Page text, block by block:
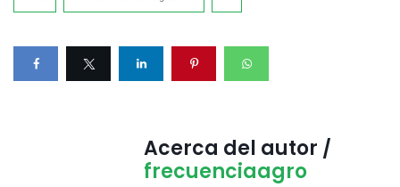
Acerca del autor /
frecuenciaagro